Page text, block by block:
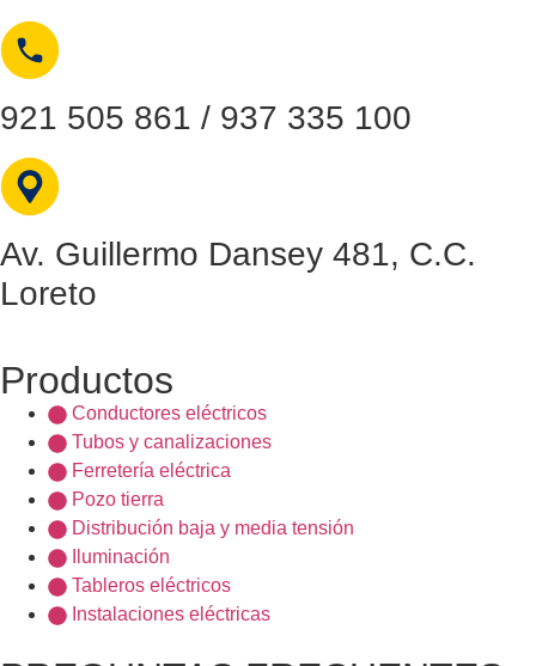
921 505 861 / 937 335 100
Av. Guillermo Dansey 481, C.C.
Loreto
Productos
Conductores eléctricos
Tubos y canalizaciones
Ferretería eléctrica
Pozo tierra
Distribución baja y media tensión
Iluminación
Tableros eléctricos
Instalaciones eléctricas